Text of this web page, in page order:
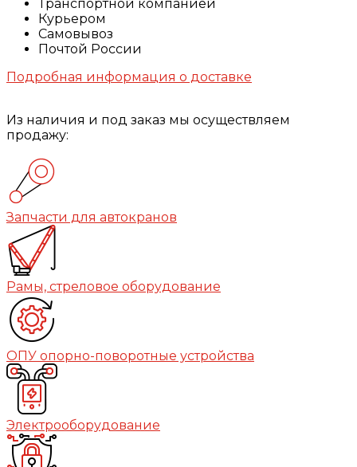
Транспортной компанией
Курьером
Самовывоз
Почтой России
Подробная информация о доставке
Из наличия и под заказ мы осуществляем
продажу:
Запчасти для автокранов
Рамы, стреловое оборудование
ОПУ опорно-поворотные устройства
Электрооборудование